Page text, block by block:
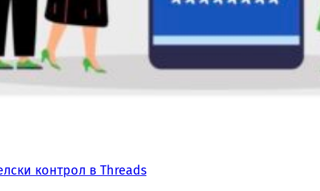
контрол в Threads